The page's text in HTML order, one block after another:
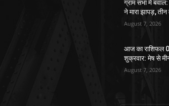
ग्राम सभा में
ने मारा झापड़,
August 7, 2026
आज का राशिफल
शुक्रवार: मेष से
August 7, 2026